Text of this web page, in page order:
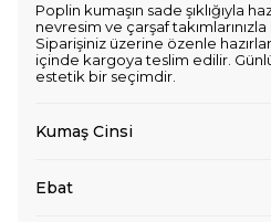
Poplin kumaşın sade şıklığıyla
nevresim ve çarşaf
Siparişiniz üzerine özenle
içinde kargoya teslim edilir.
estetik bir seçimdir.
Kumaş Cinsi
Ebat